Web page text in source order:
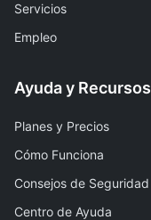
Servicios
Empleo
Ayuda y Recursos
Planes y Precios
Cómo Funciona
Consejos de Seguridad
Centro de Ayuda